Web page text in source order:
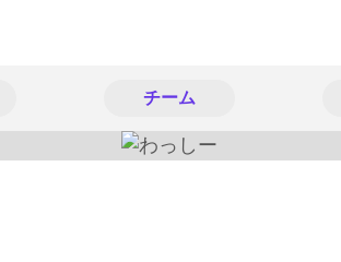
チーム